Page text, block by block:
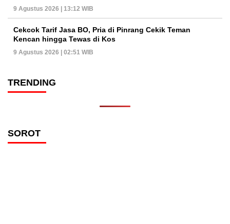
9 Agustus 2026 | 13:12 WIB
Cekcok Tarif Jasa BO, Pria di Pinrang Cekik Teman
Kencan hingga Tewas di Kos
9 Agustus 2026 | 02:51 WIB
TRENDING
SOROT